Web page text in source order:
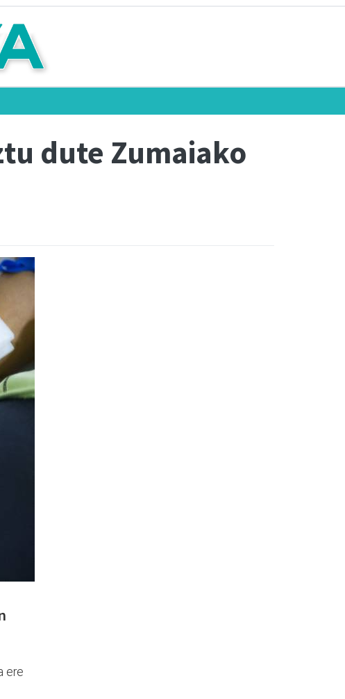
dute Zumaiako
ere